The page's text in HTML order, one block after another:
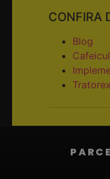
CONFIRA
Blog
Tratorex